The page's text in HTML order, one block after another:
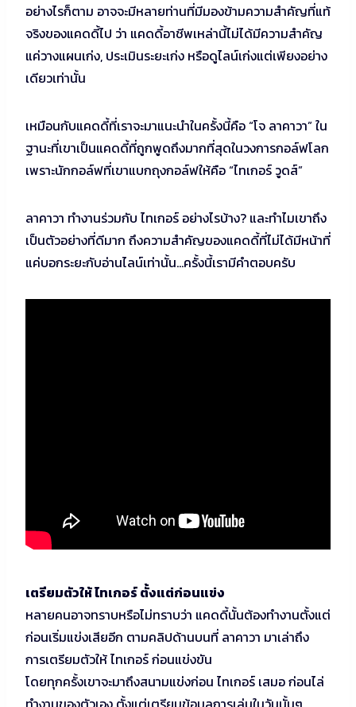
อย่างไรก็ตาม อาจจะมีหลายท่านที่มีมองข้ามความสำคัญที่แท้
จริงของแคดดี้ไป ว่า แคดดี้อาชีพเหล่านี้ไม่ได้มีความสำคัญ
แค่วางแผนเก่ง, ประเมินระยะเก่ง หรือดูไลน์เก่งแต่เพียงอย่าง
เดียวเท่านั้น
เหมือนกับแคดดี้ที่เราจะมาแนะนำในครั้งนี้คือ “โจ ลาคาวา” ใน
ฐานะที่เขาเป็นแคดดี้ที่ถูกพูดถึงมากที่สุดในวงการกอล์ฟโลก
เพราะนักกอล์ฟที่เขาแบกถุงกอล์ฟให้คือ “ไทเกอร์ วูดส์”
ลาคาวา ทำงานร่วมกับ ไทเกอร์ อย่างไรบ้าง? และทำไมเขาถึง
เป็นตัวอย่างที่ดีมาก ถึงความสำคัญของแคดดี้ที่ไม่ได้มีหน้าที่
แค่บอกระยะกับอ่านไลน์เท่านั้น…ครั้งนี้เรามีคำตอบครับ
เตรียมตัวให้ ไทเกอร์ ตั้งแต่ก่อนแข่ง
หลายคนอาจทราบหรือไม่ทราบว่า แคดดี้นั้นต้องทำงานตั้งแต่
ก่อนเริ่มแข่งเสียอีก ตามคลิปด้านบนที่ ลาคาวา มาเล่าถึง
การเตรียมตัวให้ ไทเกอร์ ก่อนแข่งขัน
โดยทุกครั้งเขาจะมาถึงสนามแข่งก่อน ไทเกอร์ เสมอ ก่อนไล่